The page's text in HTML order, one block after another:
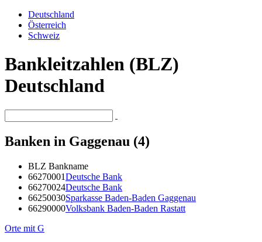
Deutschland
Österreich
Schweiz
Bankleitzahlen (BLZ)
Deutschland
Banken in Gaggenau (4)
BLZ Bankname
66270001Deutsche Bank
66270024Deutsche Bank
66250030Sparkasse Baden-Baden Gaggenau
66290000Volksbank Baden-Baden Rastatt
Orte mit G